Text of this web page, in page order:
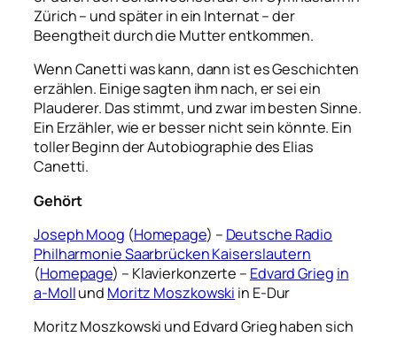
Zürich – und später in ein Internat – der
Beengtheit durch die Mutter entkommen.
Wenn Canetti was kann, dann ist es Geschichten
erzählen. Einige sagten ihm nach, er sei ein
Plauderer. Das stimmt, und zwar im besten Sinne.
Ein Erzähler, wie er besser nicht sein könnte. Ein
toller Beginn der Autobiographie des Elias
Canetti.
Gehört
Joseph Moog (Homepage) – Deutsche Radio
Philharmonie Saarbrücken Kaiserslautern
(Homepage) – Klavierkonzerte – Edvard Grieg in
a-Mollund Moritz Moszkowski in E-Dur
Moritz Moszkowski und Edvard Grieg haben sich